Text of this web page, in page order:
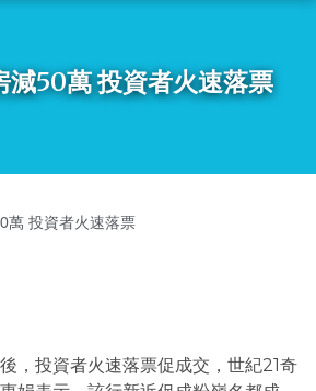
減50萬 投資者火速落票
萬 投資者火速落票
，投資者火速落票促成交，世紀21奇